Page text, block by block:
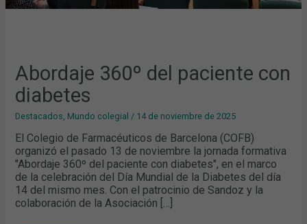
Abordaje 360º del paciente con
diabetes
Destacados, Mundo colegial / 14 de noviembre de 2025
El Colegio de Farmacéuticos de Barcelona (COFB)
organizó el pasado 13 de noviembre la jornada formativa
"Abordaje 360º del paciente con diabetes", en el marco
de la celebración del Día Mundial de la Diabetes del día
14 del mismo mes. Con el patrocinio de Sandoz y la
colaboración de la Asociación […]